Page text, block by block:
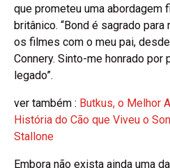
que prometeu uma abordagem
britânico. “Bond é sagrado para
os filmes com o meu pai, desde
Connery. Sinto-me honrado
legado”.
ver também : Butkus, o Melhor
História do Cão que Viveu o
Stallone
Embora não exista ainda uma